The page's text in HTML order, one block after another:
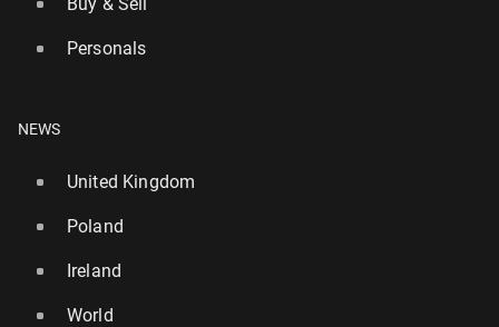
Personals
NEWS
United Kingdom
Poland
Ireland
World